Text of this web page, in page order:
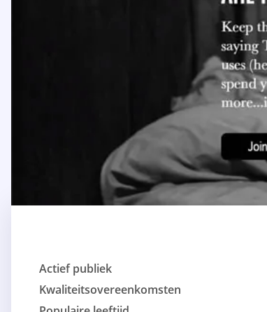
Actief publiek
Kwaliteitsovereenkomsten